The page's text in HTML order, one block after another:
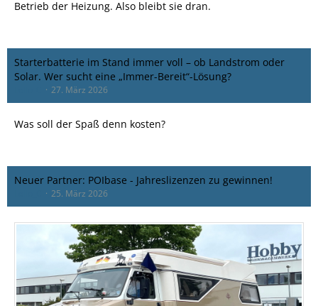
Betrieb der Heizung. Also bleibt sie dran.
Starterbatterie im Stand immer voll – ob Landstrom oder
Solar. Wer sucht eine „Immer-Bereit“-Lösung?
27. März 2026
Was soll der Spaß denn kosten?
Neuer Partner: POIbase - Jahreslizenzen zu gewinnen!
25. März 2026